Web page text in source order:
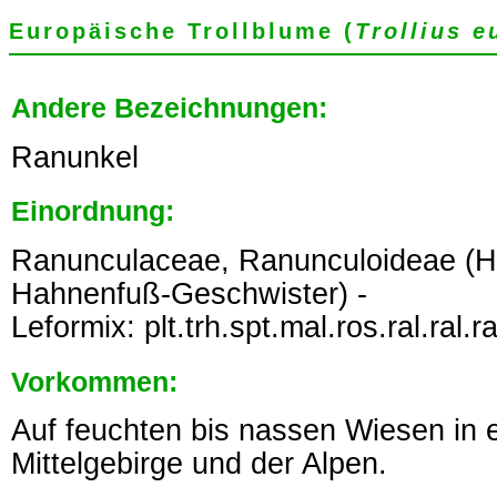
Europäische Trollblume (Trollius
Andere Bezeichnungen:
Ranunkel
Einordnung:
Ranunculaceae, Ranunculoideae
Hahnenfuß-Geschwister) -
Leformix:
Vorkommen:
Auf feuchten bis nassen Wiesen in
Mittelgebirge und der Alpen.